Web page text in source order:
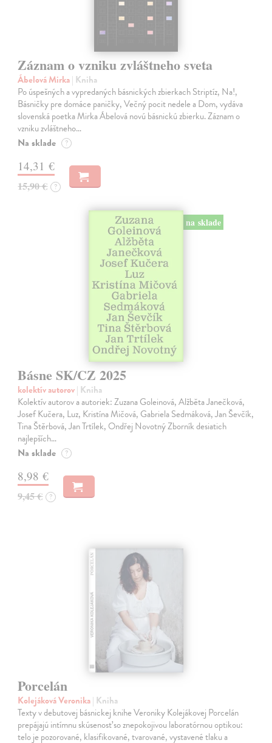
Záznam o vzniku zvláštneho sveta
Ábelová Mirka| Kniha
Po úspešných a vypredaných básnických zbierkach Striptíz, Na!,
Básničky pre domáce paničky, Večný pocit nedele a Dom, vydáva
slovenská poetka Mirka Ábelová novú básnickú zbierku. Záznam o
vzniku zvláštneho…
Na sklade ?
14,31 €
15,90 € ?
na sklade
Básne SK/CZ 2025
kolektív autorov| Kniha
Kolektív autorov a autoriek: Zuzana Goleinová, Alžběta Janečková,
Josef Kučera, Luz, Kristína Mičová, Gabriela Sedmáková, Jan Ševčík,
Tina Štěrbová, Jan Trtílek, Ondřej Novotný Zborník desiatich
najlepších…
Na sklade ?
8,98 €
9,45 € ?
Porcelán
Kolejáková Veronika| Kniha
Texty v debutovej básnickej knihe Veroniky Kolejákovej Porcelán
prepájajú intímnu skúsenosť so znepokojivou laboratórnou optikou:
telo je pozorované, klasifikované, tvarované, vystavené tlaku a